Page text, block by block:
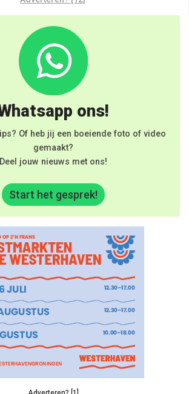
ons!
Of heb jij een boeiende foto of video
gemaakt?
Deel jouw nieuws met ons!
Start het gesprek!